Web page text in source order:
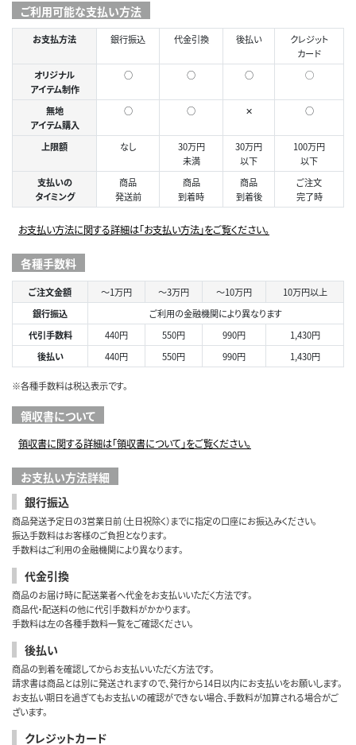
ご利用可能な支払い方法
お支払方法 銀行振込 代金引換 後払い
クレジット
カード
オリジナル
アイテム制作
○ ○ ○ ◯
無地
アイテム購入
○ ○ ✕ ○
上限額 なし
30万円
未満
30万円
以下
100万円
以下
支払いの
タイミング
商品
発送前
商品
到着時
商品
到着後
ご注文
完了時
お支払い方法に関する詳細は「お支払い方法」をご覧ください。
各種手数料
ご注文金額 ～1万円 ～3万円 ～10万円
10万円以上
銀行振込
ご利用の金融機関により異なります
代引手数料
440円 550円 990円
1,430円
後払い
440円 550円 990円 1,430円
※各種手数料は税込表示です。
領収書について
領収書に関する詳細は「領収書について」をご覧ください。
お支払い方法詳細
銀行振込
商品発送予定日の3営業日前（土日祝除く）までに指定の口座にお振込みください。
振込手数料はお客様のご負担となります。
手数料はご利用の金融機関により異なります。
代金引換
商品のお届け時に配送業者へ代金をお支払いいただく方法です。
商品代・配送料の他に代引手数料がかかります。
手数料は左の各種手数料一覧をご確認ください。
後払い
商品の到着を確認してからお支払いいただく方法です。
請求書は商品とは別に発送されますので、発行から14日以内にお支払いをお願いします。
お支払い期日を過ぎてもお支払いの確認ができない場合、手数料が加算される場合がご
ざいます。
クレジットカード